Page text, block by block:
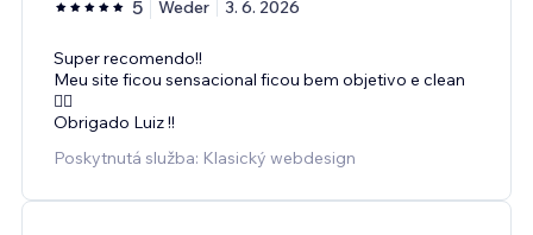
5 Weder 3. 6. 2026
Super recomendo!!
Meu site ficou sensacional ficou bem objetivo e clean
👍🏻
Obrigado Luiz !!
Poskytnutá služba: Klasický webdesign